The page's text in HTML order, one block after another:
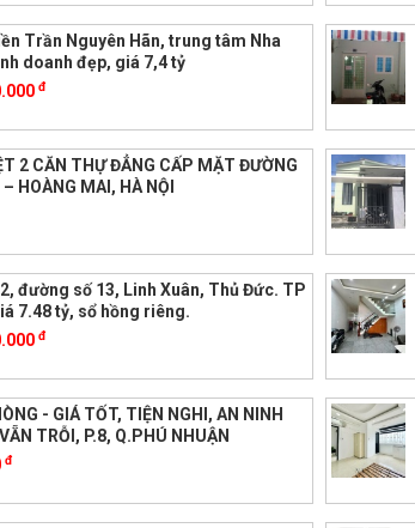
Trần Nguyên Hãn, trung tâm Nha
doanh đẹp, giá 7,4 tỷ
đ
2 CĂN THỰ ĐẲNG CẤP MẶT ĐƯỜNG
HOÀNG MAI, HÀ NỘI
đường số 13, Linh Xuân, Thủ Đức. TP
7.48 tỷ, sổ hồng riêng.
đ
- GIÁ TỐT, TIỆN NGHI, AN NINH
TRỖI, P.8, Q.PHÚ NHUẬN
đ